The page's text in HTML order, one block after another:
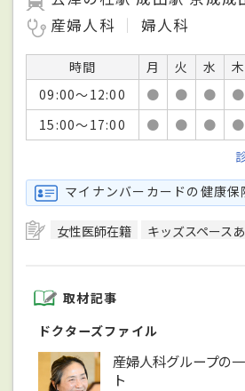
産婦人科
婦人科
時間 月 火 水 木
09:00～12:00
● ● ● ●
15:00～17:00
● ● ● ●
マイナンバーカードの健康保
女性医師在籍 キッズスペース
取材記事
ドクターズファイル
産婦人科グループの
ト